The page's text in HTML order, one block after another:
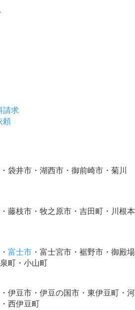
請求
頼
袋井市・湖西市・御前崎市・菊川
藤枝市・牧之原市・吉田町・川根本
富士市 ・富士宮市・裾野市・御殿場
町・小山町
伊豆市・伊豆の国市・東伊豆町・河
西伊豆町